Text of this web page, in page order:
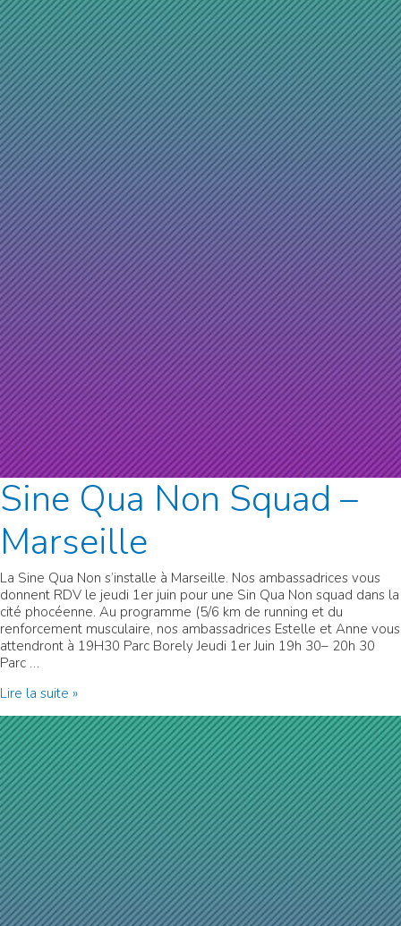
Sine Qua Non Squad –
Marseille
La Sine Qua Non s’installe à Marseille. Nos ambassadrices vous
donnent RDV le jeudi 1er juin pour une Sin Qua Non squad dans la
cité phocéenne. Au programme (5/6 km de running et du
renforcement musculaire, nos ambassadrices Estelle et Anne vous
attendront à 19H30 Parc Borely Jeudi 1er Juin 19h 30– 20h 30
Parc …
Sine
Non
Squad
–
Marseille
Lire la suite »